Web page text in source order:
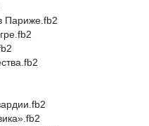
Париже.fb2